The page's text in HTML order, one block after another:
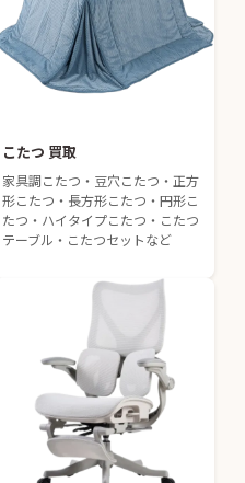
こたつ 買取
家具調こたつ・豆穴こたつ・正方
形こたつ・長方形こたつ・円形こ
たつ・ハイタイプこたつ・こたつ
テーブル・こたつセットなど